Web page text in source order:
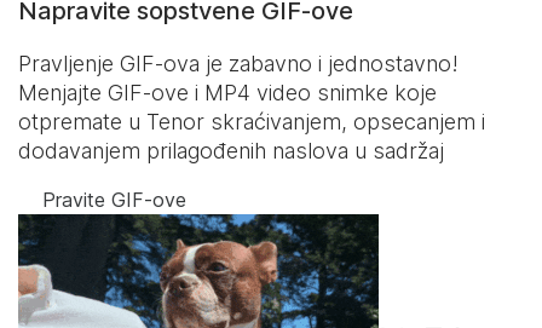
Napravite sopstvene GIF-ove
Pravljenje GIF-ova je zabavno i jednostavno!
Menjajte GIF-ove i MP4 video snimke koje
otpremate u Tenor skraćivanjem, opsecanjem i
dodavanjem prilagođenih naslova u sadržaj
Pravite GIF-ove